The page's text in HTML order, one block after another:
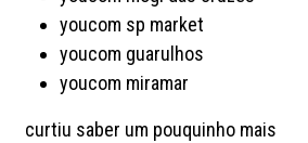
youcom sp market
youcom guarulhos
youcom miramar
curtiu saber um pouquinho mais